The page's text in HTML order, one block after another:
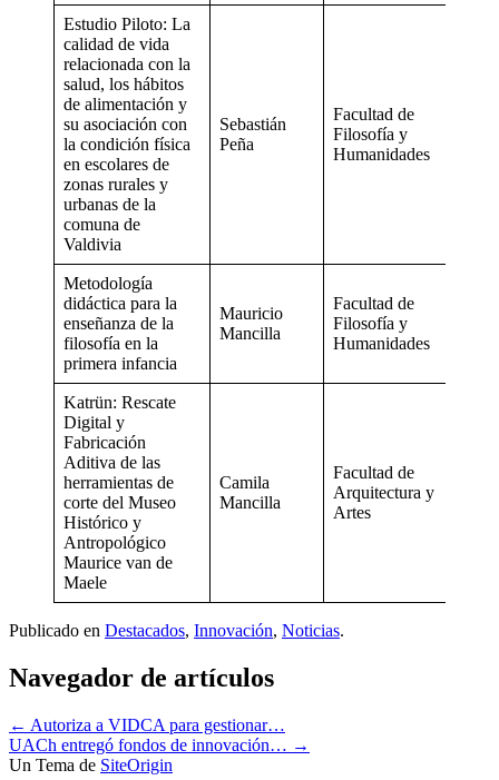
Estudio Piloto: La
calidad de vida
relacionada con la
salud, los hábitos
de alimentación y
su asociación con
la condición física
en escolares de
zonas rurales y
urbanas de la
comuna de
Valdivia
Sebastián
Peña
Facultad de
Filosofía y
Humanidades
Metodología
didáctica para la
enseñanza de la
filosofía en la
primera infancia
Mauricio
Mancilla
Facultad de
Filosofía y
Humanidades
Katrün: Rescate
Digital y
Fabricación
Aditiva de las
herramientas de
corte del Museo
Histórico y
Antropológico
Maurice van de
Maele
Camila
Mancilla
Facultad de
Arquitectura y
Artes
Publicado en Destacados, Innovación, Noticias.
Navegador de artículos
← Autoriza a VIDCA para gestionar…
UACh entregó fondos de innovación… →
Un Tema de SiteOrigin